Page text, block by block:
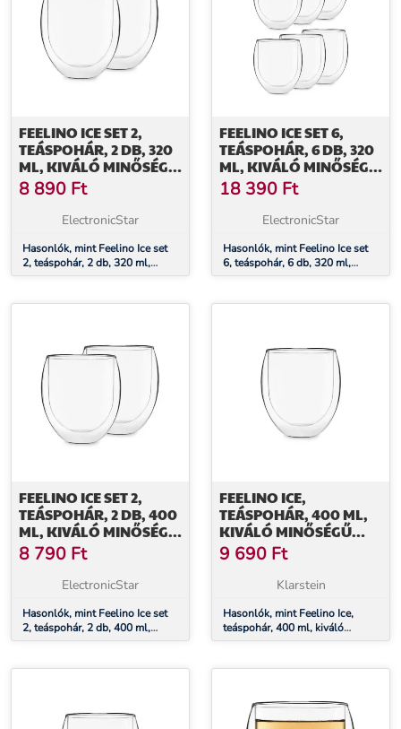
FEELINO ICE SET 2,
TEÁSPOHÁR, 2 DB, 320
ML, KIVÁLÓ MINŐSÉGŰ
BOROSZILIKÁT ÜVEG,
MOSOGATÓGÉPBEN
MOSHATÓ
8 890 Ft
ElectronicStar
Hasonlók, mint Feelino Ice set
2, teáspohár, 2 db, 320 ml,
kiváló minőségű boroszilikát
mosható
FEELINO ICE SET 6,
TEÁSPOHÁR, 6 DB, 320
ML, KIVÁLÓ MINŐSÉGŰ
BOROSZILIKÁT ÜVEG,
MOSOGATÓGÉPBEN
MOSHATÓ
18 390 Ft
ElectronicStar
Hasonlók, mint Feelino Ice set
6, teáspohár, 6 db, 320 ml,
kiváló minőségű boroszilikát
mosható
FEELINO ICE SET 2,
TEÁSPOHÁR, 2 DB, 400
ML, KIVÁLÓ MINŐSÉGŰ
BOROSZILIKÁT ÜVEG,
MOSOGATÓGÉPBEN
MOSHATÓ
8 790 Ft
ElectronicStar
Hasonlók, mint Feelino Ice set
2, teáspohár, 2 db, 400 ml,
kiváló minőségű boroszilikát
mosható
FEELINO ICE,
TEÁSPOHÁR, 400 ML,
KIVÁLÓ MINŐSÉGŰ
BOROSZILIKÁT ÜVEG,
MOSOGATÓGÉPBEN
MOSHATÓ
9 690 Ft
Klarstein
Hasonlók, mint Feelino Ice,
teáspohár, 400 ml, kiváló
minőségű boroszilikát üveg,